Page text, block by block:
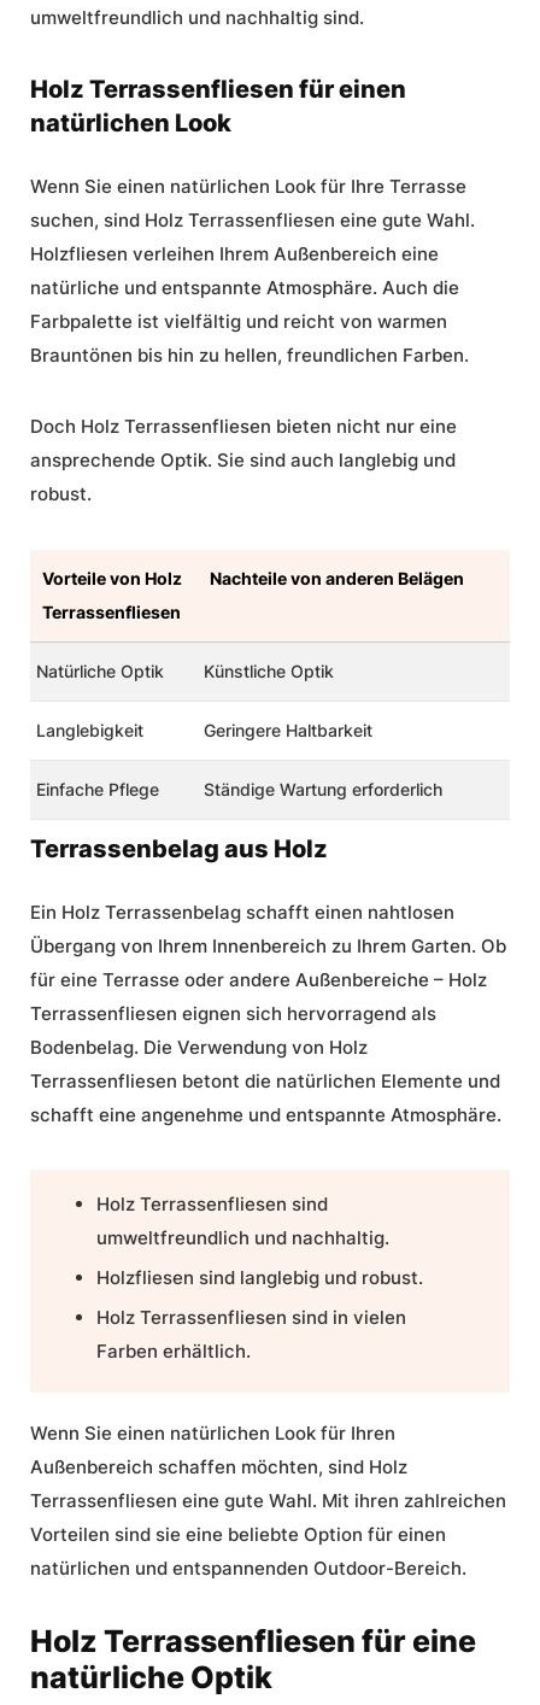
umweltfreundlich und nachhaltig sind.
Holz Terrassenfliesen für einen
natürlichen Look
Wenn Sie einen natürlichen Look für Ihre Terrasse
suchen, sind Holz Terrassenfliesen eine gute Wahl.
Holzfliesen verleihen Ihrem Außenbereich eine
natürliche und entspannte Atmosphäre. Auch die
Farbpalette ist vielfältig und reicht von warmen
Brauntönen bis hin zu hellen, freundlichen Farben.
Doch Holz Terrassenfliesen bieten nicht nur eine
ansprechende Optik. Sie sind auch langlebig und
robust.
Vorteile von Holz
Terrassenfliesen
Nachteile von anderen Belägen
Natürliche Optik Künstliche Optik
Langlebigkeit Geringere Haltbarkeit
Einfache Pflege Ständige Wartung erforderlich
Terrassenbelag aus Holz
Ein Holz Terrassenbelag schafft einen nahtlosen
Übergang von Ihrem Innenbereich zu Ihrem Garten. Ob
für eine Terrasse oder andere Außenbereiche – Holz
Terrassenfliesen eignen sich hervorragend als
Bodenbelag. Die Verwendung von Holz
Terrassenfliesen betont die natürlichen Elemente und
schafft eine angenehme und entspannte Atmosphäre.
Holz Terrassenfliesen sind
umweltfreundlich und nachhaltig.
Holzfliesen sind langlebig und robust.
Holz Terrassenfliesen sind in vielen
Farben erhältlich.
Wenn Sie einen natürlichen Look für Ihren
Außenbereich schaffen möchten, sind Holz
Terrassenfliesen eine gute Wahl. Mit ihren zahlreichen
Vorteilen sind sie eine beliebte Option für einen
natürlichen und entspannenden Outdoor-Bereich.
Holz Terrassenfliesen für eine
natürliche Optik